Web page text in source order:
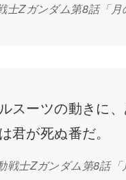
士Zガンダム第8話「月
スーツの動きに
君が死ぬ番だ。
戦士Zガンダム第8話「